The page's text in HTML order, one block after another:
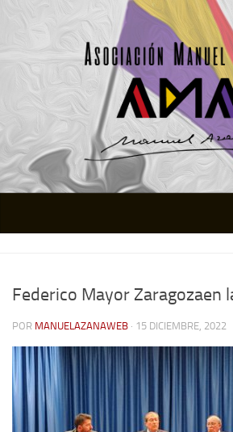
Quienes somos
Actividades
Colabora
Contacto
Memoria Histórica
Federico Mayor Zaragozaen
POR MANUELAZANAWEB · 15 DICIEMBRE, 2022